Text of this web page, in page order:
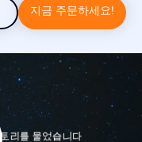
지금 주문하세요!